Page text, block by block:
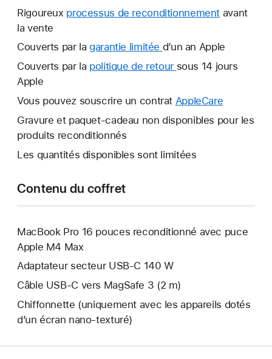
Rigoureux processus de reconditionnement avant
la vente
Couverts par la garantie limitée Une
nouvelle
d’un an Apple
Couverts par la politique de retour Une
fenêtre
sous 14 jours
Apple
Vous pouvez souscrire un contrat AppleCare
nouvelle
Gravure et paquet-cadeau non disponibles pour les
produits reconditionnés
Les quantités disponibles sont limitées
Contenu du coffret
MacBook Pro 16 pouces reconditionné avec puce
Apple M4 Max
Adaptateur secteur USB-C 140 W
Câble USB-C vers MagSafe 3 (2 m)
Chiffonnette (uniquement avec les appareils dotés
d’un écran nano‑texturé)